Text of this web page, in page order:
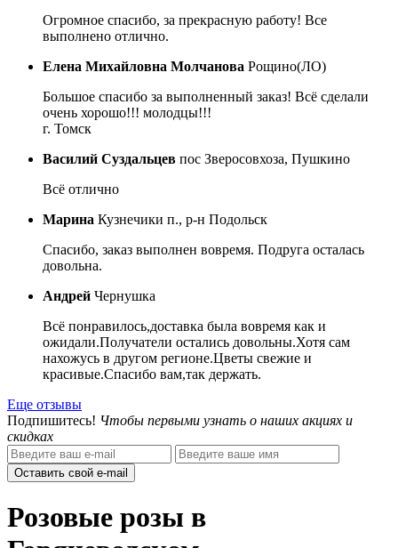
Огромное спасибо, за прекрасную работу! Все
выполнено отлично.
Елена Михайловна Молчанова Рощино(ЛО)
Большое спасибо за выполненный заказ! Всё сделали
очень хорошо!!! молодцы!!!
г. Томск
Василий Суздальцев пос Зверосовхоза, Пушкино
Всё отлично
Марина Кузнечики п., р-н Подольск
Спасибо, заказ выполнен вовремя. Подруга осталась
довольна.
Андрей Чернушка
Всё понравилось,доставка была вовремя как и
ожидали.Получатели остались довольны.Хотя сам
нахожусь в другом регионе.Цветы свежие и
красивые.Спасибо вам,так держать.
Еще отзывы
Подпишитесь! Чтобы первыми узнать о наших акциях и
скидках
Оставить свой e-mail
Розовые розы в